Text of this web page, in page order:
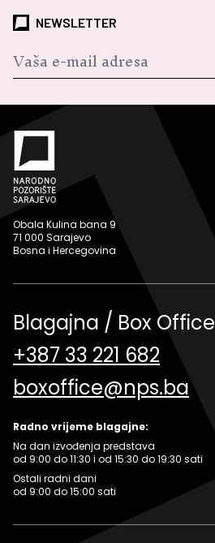
NEWSLETTER
Obala Kulina bana 9
71 000 Sarajevo
Bosna i Hercegovina
Blagajna / Box Office
+387 33 221 682
boxoffice@nps.ba
Radno vrijeme blagajne:
Na dan izvođenja predstava
od 9:00 do 11:30 i od 15:30 do 19:30 sati
Ostali radni dani
od 9:00 do 15:00 sati